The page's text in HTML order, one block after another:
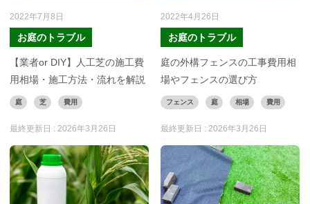
2022年7月8日
お庭のトラブル
【業者or DIY】人工芝の施工費
用相場・施工方法・流れを解説
庭 芝 費用
最終更新日 : 2026年3月26日
2022年4月26日
お庭のトラブル
庭の外構フェンスの工事費用相
場やフェンスの選び方
フェンス 庭 相場 費用
最終更新日 :2026年3月26日